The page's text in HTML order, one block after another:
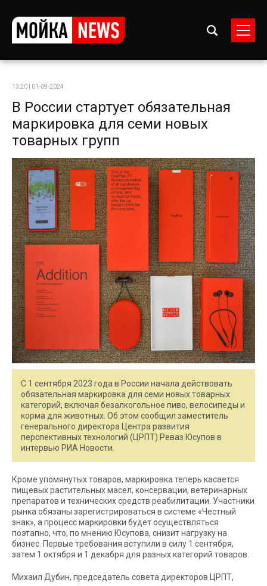
13:20 | 01-09-2024
В России стартует обязательная
маркировка для семи новых
товарных групп
С 1 сентября 2023 года в России начала действовать
обязательная маркировка для семи новых товарных
категорий, включая безалкогольное пиво, велосипеды и
корма для животных. Об этом сообщил заместитель
генерального директора Центра развития
перспективных технологий (ЦРПТ) Реваз Юсупов в
интервью РИА Новости.
Кроме упомянутых товаров, маркировка теперь касается
пищевых растительных масел, консервации, ветеринарных
препаратов и технических средств реабилитации. Участники
рынка обязаны зарегистрироваться в системе «Честный
знак», а процесс маркировки будет осуществляться
поэтапно, что, по мнению Юсупова, снизит нагрузку на
бизнес. Первые требования вступили в силу 1 сентября,
затем 1 октября и 1 декабря для разных категорий товаров.
Михаил Дубин, председатель совета директоров ЦРПТ,